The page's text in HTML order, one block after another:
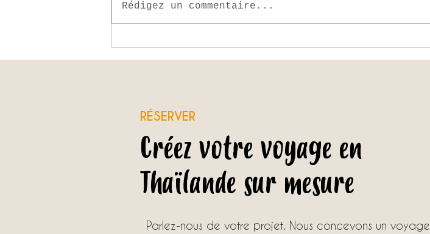
Rédigez un commentaire...
RÉSERVER
Créez votre voyage en
Thaïlande sur mesure
Parlez-nous de votre projet. Nous concevons un voyage